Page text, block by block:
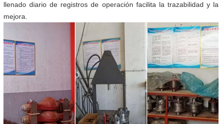
llenado diario de registros de operación facilita la trazabilidad y la
mejora.